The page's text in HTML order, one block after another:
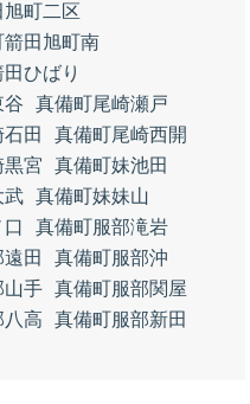
町二区
箭田旭町南
ひばり
谷
真備町尾崎瀬戸
田
真備町尾崎西開
黒宮
真備町妹池田
武 真備町妹妹山
真備町服部滝岩
田
真備町服部沖
山手 真備町服部関屋
八高 真備町服部新田